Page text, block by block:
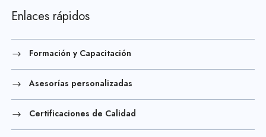
Enlaces rápidos
Formación y Capacitación
Asesorías personalizadas
Certificaciones de Calidad